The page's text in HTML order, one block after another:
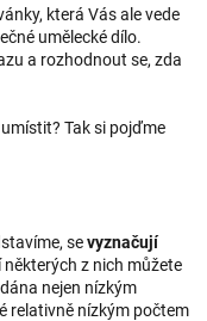
která Vás ale vede
umělecké dílo.
a rozhodnout se, zda
Tak si pojďme
sevyznačují
z nich můžete
nejen nízkým
relativně nízkým počtem